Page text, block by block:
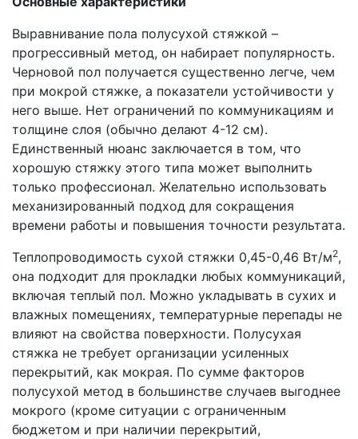
Выравнивание пола полусухой стяжкой –
прогрессивный метод, он набирает популярность.
Черновой пол получается существенно легче, чем
при мокрой стяжке, а показатели устойчивости у
него выше. Нет ограничений по коммуникациям и
толщине слоя (обычно делают 4-12 см).
Единственный нюанс заключается в том, что
хорошую стяжку этого типа может выполнить
только профессионал. Желательно использовать
механизированный подход для сокращения
времени работы и повышения точности результата.
Теплопроводимость сухой стяжки 0,45-0,46 Вт/м2,
она подходит для прокладки любых коммуникаций,
включая теплый пол. Можно укладывать в сухих и
влажных помещениях, температурные перепады не
влияют на свойства поверхности. Полусухая
стяжка не требует организации усиленных
перекрытий, как мокрая. По сумме факторов
полусухой метод в большинстве случаев выгоднее
мокрого (кроме ситуации с ограниченным
бюджетом и при наличии перекрытий,